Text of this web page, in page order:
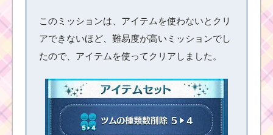
稼いだ方法
白い手のツムで150万
略するツム
プリンセスのツムで85
このミッションは、アイテムを使わないとクリ
アできないほど、難易度が高いミッションでし
たので、アイテムを使ってクリアしました。